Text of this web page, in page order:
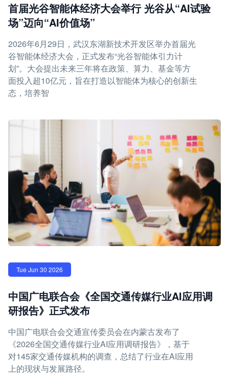
首届光谷智能体经济大会举行 光谷从“AI试验
场”迈向“AI价值场”
2026年6月29日，武汉东湖新技术开发区举办首届光
谷智能体经济大会，正式发布“光谷智能体引力计
划”。大会提出未来三年将在政策、算力、基金等方
面投入超10亿元，旨在打造以智能体为核心的创新生
态，培养智
Tue Jun 30 2026
中国广电联合会《全国交通传媒行业AI应用调
研报告》正式发布
中国广电联合会交通宣传委员会在内蒙古发布了
《2026全国交通传媒行业AI应用调研报告》，基于
对145家交通传媒机构的调查，总结了行业在AI应用
上的现状与发展路径。